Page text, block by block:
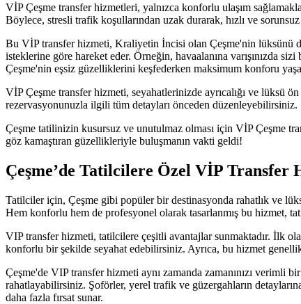
VİP Çeşme transfer hizmetleri, yalnızca konforlu ulaşım
Böylece, stresli trafik koşullarından uzak durarak, hızlı ve
Bu VİP transfer hizmeti, Kraliyetin İncisi olan Çeşme'nin lüksünü
isteklerine göre hareket eder. Örneğin, havaalanına varışınızda
Çeşme'nin eşsiz güzelliklerini keşfederken maksimum konforu
VİP Çeşme transfer hizmeti, seyahatlerinizde ayrıcalığı ve lüksü
rezervasyonunuzla ilgili tüm detayları önceden düzenleyebilirsiniz.
Çeşme tatilinizin kusursuz ve unutulmaz olması için VİP Çeşme
göz kamaştıran güzellikleriyle buluşmanın vakti geldi!
Çeşme’de Tatilcilere Özel VİP
Tatilciler için, Çeşme gibi popüler bir destinasyonda rahatlık ve
Hem konforlu hem de profesyonel olarak tasarlanmış bu hizmet,
VIP transfer hizmeti, tatilcilere çeşitli avantajlar sunmaktadır. İlk
konforlu bir şekilde seyahat edebilirsiniz. Ayrıca, bu hizmet
Çeşme'de VIP transfer hizmeti aynı zamanda zamanınızı verimli
rahatlayabilirsiniz. Şoförler, yerel trafik ve güzergahların
daha fazla fırsat sunar.